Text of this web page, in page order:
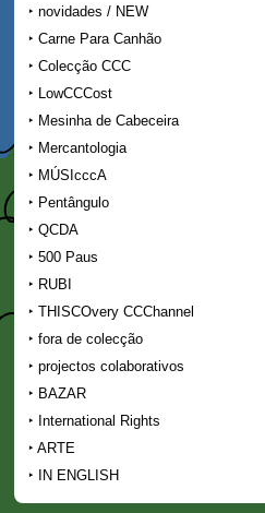
novidades / NEW
Carne Para Canhão
Colecção CCC
LowCCCost
Mesinha de Cabeceira
Mercantologia
MÚSIcccA
Pentângulo
QCDA
500 Paus
RUBI
THISCOvery CCChannel
fora de colecção
projectos colaborativos
BAZAR
International Rights
ARTE
IN ENGLISH